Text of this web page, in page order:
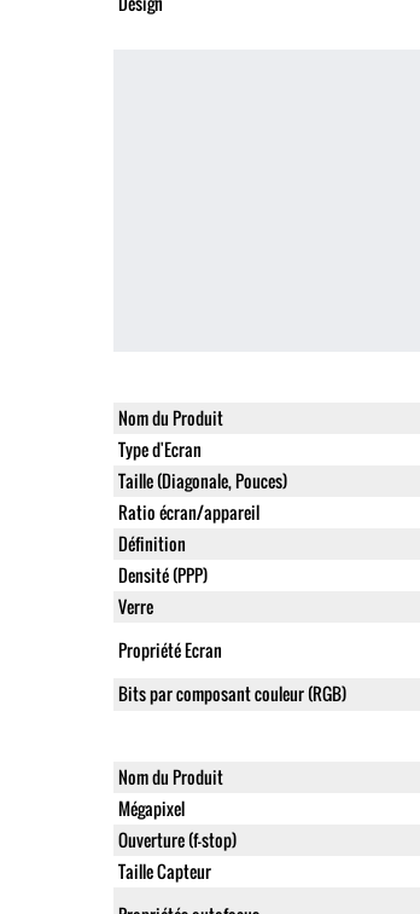
Nom du Produit
Type d'Ecran
Taille (Diagonale, Pouces)
Ratio écran/appareil
Définition
Densité (PPP)
Verre
Propriété Ecran
Bits par composant couleur (RGB)
Nom du Produit
Mégapixel
Ouverture (f-stop)
Taille Capteur